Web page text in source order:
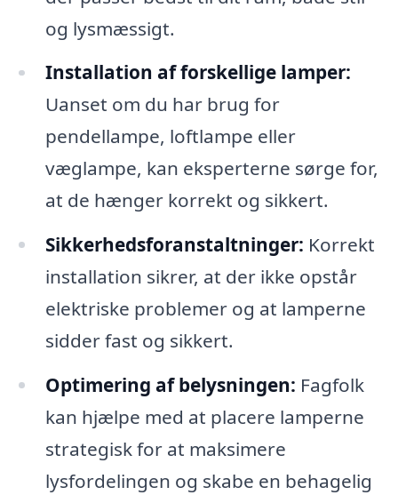
og lysmæssigt.
Installation af forskellige lamper:
Uanset om du har brug for
pendellampe, loftlampe eller
væglampe, kan eksperterne sørge for,
at de hænger korrekt og sikkert.
Sikkerhedsforanstaltninger: Korrekt
installation sikrer, at der ikke opstår
elektriske problemer og at lamperne
sidder fast og sikkert.
Optimering af belysningen: Fagfolk
kan hjælpe med at placere lamperne
strategisk for at maksimere
lysfordelingen og skabe en behagelig